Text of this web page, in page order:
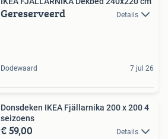
Gereserveerd Details
Dodewaard 7 jul 26
Donsdeken IKEA Fjällarnika 200 x 200 4
seizoens
€ 59,00 Details